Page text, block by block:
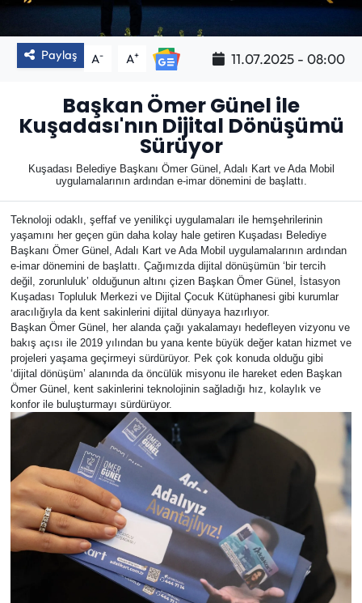
Paylaş A- A+ 11.07.2025 - 08:00
Başkan Ömer Günel ile
Kuşadası'nın Dijital Dönüşümü
Sürüyor
Kuşadası Belediye Başkanı Ömer Günel, Adalı Kart ve Ada Mobil
uygulamalarının ardından e-imar dönemini de başlattı.
Teknoloji odaklı, şeffaf ve yenilikçi uygulamaları ile hemşehrilerinin
yaşamını her geçen gün daha kolay hale getiren Kuşadası Belediye
Başkanı Ömer Günel, Adalı Kart ve Ada Mobil uygulamalarının ardından
e-imar dönemini de başlattı. Çağımızda dijital dönüşümün ‘bir tercih
değil, zorunluluk’ olduğunun altını çizen Başkan Ömer Günel, İstasyon
Kuşadası Topluluk Merkezi ve Dijital Çocuk Kütüphanesi gibi kurumlar
aracılığıyla da kent sakinlerini dijital dünyaya hazırlıyor.
Başkan Ömer Günel, her alanda çağı yakalamayı hedefleyen vizyonu ve
bakış açısı ile 2019 yılından bu yana kente büyük değer katan hizmet ve
projeleri yaşama geçirmeyi sürdürüyor. Pek çok konuda olduğu gibi
‘dijital dönüşüm’ alanında da öncülük misyonu ile hareket eden Başkan
Ömer Günel, kent sakinlerini teknolojinin sağladığı hız, kolaylık ve
konfor ile buluşturmayı sürdürüyor.